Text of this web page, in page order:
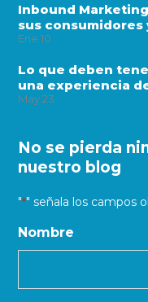
Inbound
sus consumidores
Ene 10
Lo que deben
una experiencia
May 23
No se pierda
nuestro blog
"*" señala los campos
Nombre